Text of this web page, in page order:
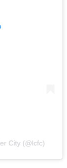
City (@lcfc)